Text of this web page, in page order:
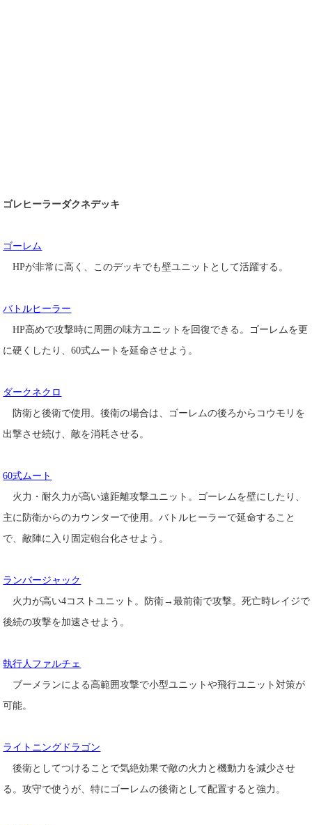
ゴレヒーラーダクネデッキ
ゴーレム
HPが非常に高く、このデッキでも壁ユニットとして活躍する。
バトルヒーラー
HP高めで攻撃時に周囲の味方ユニットを回復できる。ゴーレムを更
に硬くしたり、60式ムートを延命させよう。
ダークネクロ
防衛と後衛で使用。後衛の場合は、ゴーレムの後ろからコウモリを
出撃させ続け、敵を消耗させる。
60式ムート
火力・耐久力が高い遠距離攻撃ユニット。ゴーレムを壁にしたり、
主に防衛からのカウンターで使用。バトルヒーラーで延命すること
で、敵陣に入り固定砲台化させよう。
ランバージャック
火力が高い4コストユニット。防衛→最前衛で攻撃。死亡時レイジで
後続の攻撃を加速させよう。
執行人ファルチェ
ブーメランによる高範囲攻撃で小型ユニットや飛行ユニット対策が
可能。
ライトニングドラゴン
後衛としてつけることで気絶効果で敵の火力と機動力を減少させ
る。攻守で使うが、特にゴーレムの後衛として配置すると強力。